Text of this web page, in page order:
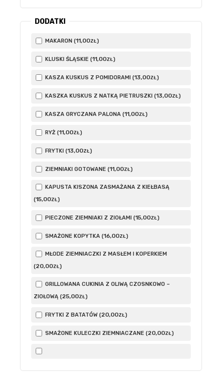
DODATKI
MAKARON (11,00ZŁ)
KLUSKI ŚLĄSKIE (11,00ZŁ)
KASZA KUSKUS Z POMIDORAMI (13,00ZŁ)
KASZKA KUSKUS Z NATKĄ PIETRUSZKI (13,00ZŁ)
KASZA GRYCZANA PALONA (11,00ZŁ)
RYŻ (11,00ZŁ)
FRYTKI (13,00ZŁ)
ZIEMNIAKI GOTOWANE (11,00ZŁ)
KAPUSTA KISZONA ZASMAŻANA Z KIEŁBASĄ
(15,00ZŁ)
PIECZONE ZIEMNIAKI Z ZIOŁAMI (15,00ZŁ)
SMAŻONE KOPYTKA (16,00ZŁ)
MŁODE ZIEMNIACZKI Z MASŁEM I KOPERKIEM
(20,00ZŁ)
GRILLOWANA CUKINIA Z OLIWĄ CZOSNKOWO –
ZIOŁOWĄ (25,00ZŁ)
FRYTKI Z BATATÓW (20,00ZŁ)
SMAŻONE KULECZKI ZIEMNIACZANE (20,00ZŁ)